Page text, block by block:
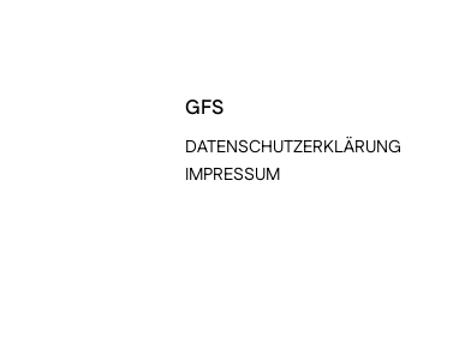
GFS
DATENSCHUTZERKLÄRUNG
IMPRESSUM